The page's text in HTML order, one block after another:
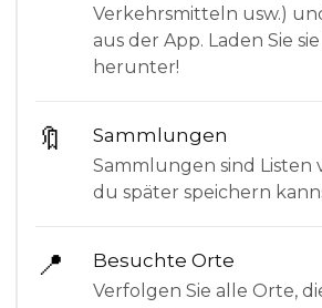
Verkehrsmitteln usw.)
aus der App. Laden Sie
herunter!
🔖 Sammlungen
Sammlungen sind Listen
du später speichern
📍 Besuchte Orte
Verfolgen Sie alle Orte,